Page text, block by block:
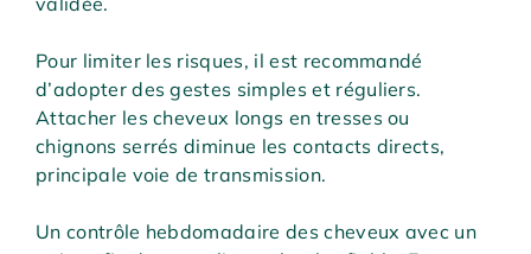
Pour limiter les risques, il est recommandé
d’adopter des gestes simples et réguliers.
Attacher les cheveux longs en tresses ou
chignons serrés diminue les contacts directs,
principale voie de transmission.
Un contrôle hebdomadaire des cheveux avec un